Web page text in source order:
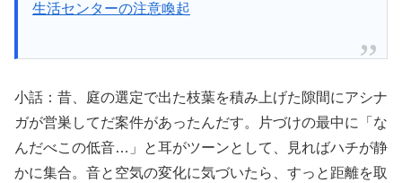
生活センターの注意喚起
小話：昔、庭の選定で出た枝葉を積み上げた隙間にアシナ
ガが営巣してだ案件があったんだす。片づけの最中に「な
んだべこの低音…」と耳がツーンとして、見ればハチが静
かに集合。音と空気の変化に気づいたら、すっと距離を取